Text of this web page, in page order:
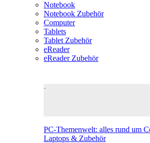
Notebook
Notebook Zubehör
Computer
Tablets
Tablet Zubehör
eReader
eReader Zubehör
PC-Themenwelt: alles rund um
Laptops & Zubehör